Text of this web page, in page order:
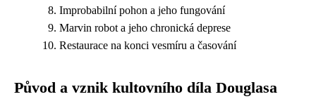
Improbabilní pohon a jeho fungování
Marvin robot a jeho chronická deprese
Restaurace na konci vesmíru a časování
Původ a vznik kultovního díla Douglasa